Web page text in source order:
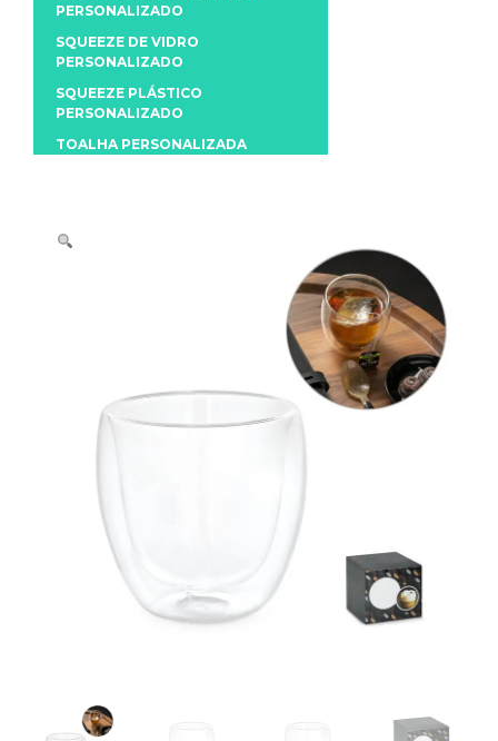
PERSONALIZADO
SQUEEZE DE VIDRO
PERSONALIZADO
SQUEEZE PLÁSTICO
PERSONALIZADO
TOALHA PERSONALIZADA